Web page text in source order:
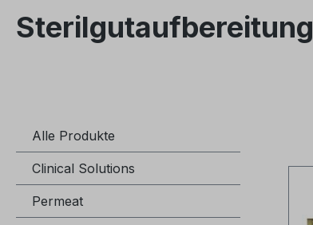
Sterilgutaufbereitung
Alle Produkte
Clinical Solutions
Permeat